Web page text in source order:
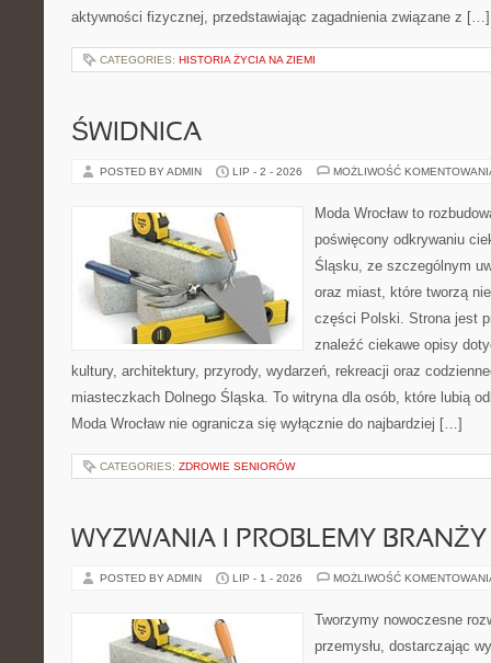
aktywności fizycznej, przedstawiając zagadnienia związane z […]
CATEGORIES: HISTORIA ŻYCIA NA ZIEMI
ŚWIDNICA
POSTED BY ADMIN LIP - 2 - 2026 MOŻLIWOŚĆ
Moda Wrocław to
poświęcony odkrywaniu
Śląsku, ze szczególnym
oraz miast, które tworzą
części Polski. Strona jest
znaleźć ciekawe opisy
kultury, architektury, przyrody, wydarzeń, rekreacji oraz
miasteczkach Dolnego Śląska. To witryna dla osób, które lubią
Moda Wrocław nie ogranicza się wyłącznie do najbardziej […]
CATEGORIES: ZDROWIE SENIORÓW
WYZWANIA I PROBLEMY BRANŻY
POSTED BY ADMIN LIP - 1 - 2026 MOŻLIWOŚĆ
Tworzymy nowoczesne
przemysłu, dostarczając